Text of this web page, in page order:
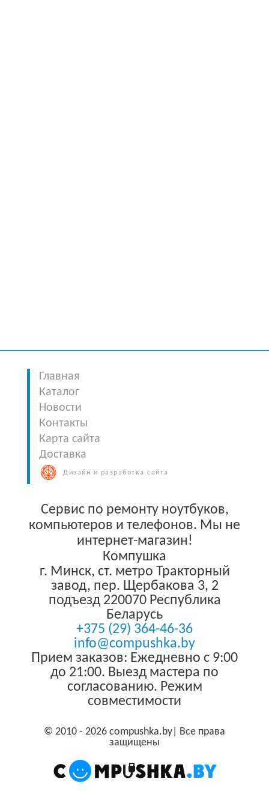
Главная
Каталог
Новости
Контакты
Карта сайта
Доставка
Дизайн и разработка сайта
Сервис по ремонту ноутбуков,
компьютеров и телефонов. Мы не
интернет-магазин!
Компушка
г. Минск, ст. метро Тракторный
завод, пер. Щербакова 3, 2
подъезд 220070 Республика
Беларусь
+375 (29) 364-46-36
info@compushka.by
Прием заказов: Ежедневно с 9:00
до 21:00. Выезд мастера по
согласованию. Режим
совместимости
© 2010 - 2026 compushka.by| Все права
защищены